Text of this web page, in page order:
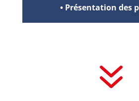
• Présentation des
7